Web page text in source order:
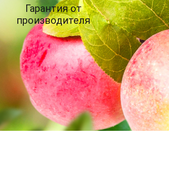
Гарантия от
производителя